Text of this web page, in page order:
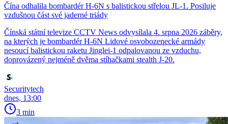
Čína odhalila bombardér H-6N s balistickou střelou JL-1. Posiluje
vzdušnou část své jaderné triády
Čínská státní televize CCTV News odvysílala 4. srpna 2026 záběry,
na kterých je bombardér H-6N Lidové osvobozenecké armády
nesoucí balistickou raketu Jinglei-1 odpalovanou ze vzduchu,
doprovázený nejméně dvěma stíhačkami stealth J-20.
Securitytech
dnes, 13:00
3 min